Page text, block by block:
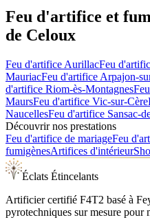
Feu d'artifice et
de Celoux
Feu d'artifice AurillacFeu
MauriacFeu d'artifice Arpajon-
d'artifice Riom-ès-Montagnes
MaursFeu d'artifice Vic-sur-Cère
NaucellesFeu d'artifice Sansac-
Découvrir nos prestations
Feu d'artifice de mariageFeu
fumigènesArtifices d'intérieur
Éclats Étincelants
Artificier certifié F4T2 basé à
pyrotechniques sur mesure pour